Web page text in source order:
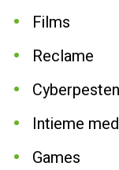
Films
Reclame
Cyberpesten
Intieme
Games